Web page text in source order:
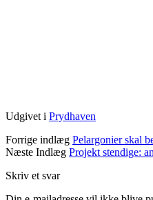
Udgivet i Prydhaven
Forrige indlæg Pelargonier skal
Næste Indlæg Projekt stendige:
Skriv et svar